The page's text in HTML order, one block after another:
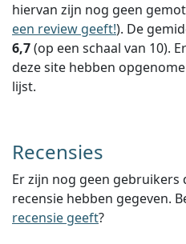
hiervan zijn nog geen
een review geeft!). De
6,7(op een schaal van 10).
deze site hebben
lijst.
Recensies
Er zijn nog geen gebruikers
recensie hebben gegeven.
recensie geeft?